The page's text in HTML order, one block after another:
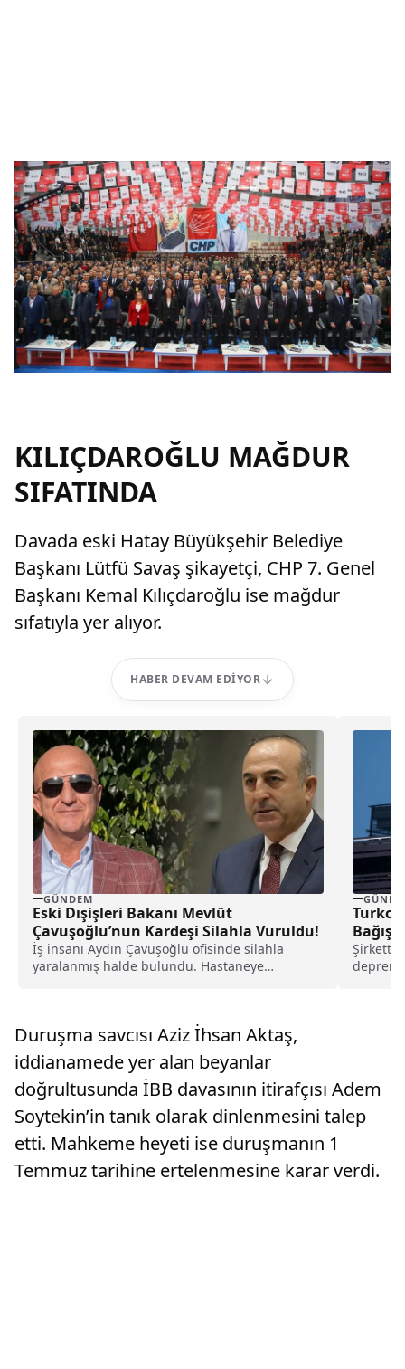
KILIÇDAROĞLU MAĞDUR
SIFATINDA
Davada eski Hatay Büyükşehir Belediye
Başkanı Lütfü Savaş şikayetçi, CHP 7. Genel
Başkanı Kemal Kılıçdaroğlu ise mağdur
sıfatıyla yer alıyor.
HABER DEVAM EDIYOR
GÜNDEM
Eski Dışişleri Bakanı Mevlüt
Çavuşoğlu’nun Kardeşi Silahla Vuruldu!
İş insanı Aydın Çavuşoğlu ofisinde silahla
yaralanmış halde bulundu. Hastaneye
Turkcell
Bağış
Duruşma savcısı Aziz İhsan Aktaş,
iddianamede yer alan beyanlar
doğrultusunda İBB davasının itirafçısı Adem
Soytekin’in tanık olarak dinlenmesini talep
etti. Mahkeme heyeti ise duruşmanın 1
Temmuz tarihine ertelenmesine karar verdi.